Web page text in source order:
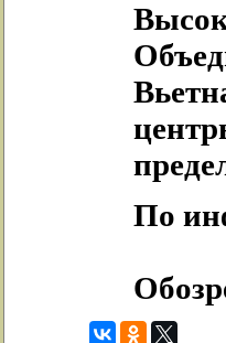
По